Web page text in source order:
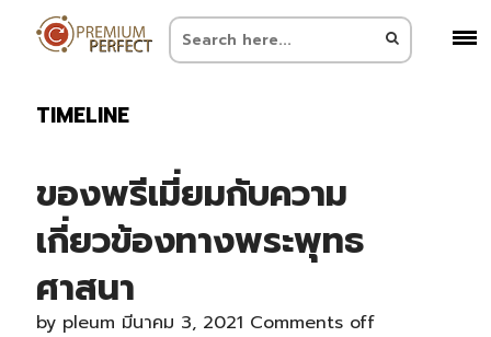
TIMELINE
ของพรีเมี่ยมกับความ
เกี่ยวข้องทางพระพุทธ
ศาสนา
by pleum มีนาคม 3, 2021 Comments off